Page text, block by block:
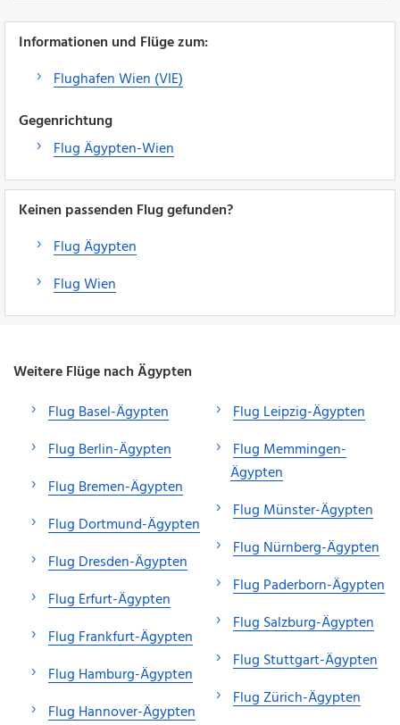
Informationen und Flüge zum:
Flughafen Wien (VIE)
Gegenrichtung
Flug Ägypten-Wien
Keinen passenden Flug gefunden?
Flug Ägypten
Flug Wien
Weitere Flüge nach Ägypten
Flug Basel-Ägypten
Flug Berlin-Ägypten
Flug Bremen-Ägypten
Flug Dortmund-Ägypten
Flug Dresden-Ägypten
Flug Erfurt-Ägypten
Flug Frankfurt-Ägypten
Flug Hamburg-Ägypten
Flug Hannover-Ägypten
Flug Leipzig-Ägypten
Flug Memmingen-
Ägypten
Flug Münster-Ägypten
Flug Nürnberg-Ägypten
Flug Paderborn-Ägypten
Flug Salzburg-Ägypten
Flug Stuttgart-Ägypten
Flug Zürich-Ägypten